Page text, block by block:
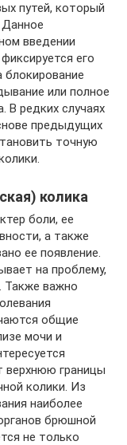
путей, который
Данное
введении
его
блокирование
или полное
В редких случаях
предыдущих
точную
колика
боли, ее
а также
ее появление.
на проблему,
Также важно
общие
мочи и
верхнюю границы
колики. Из
наиболее
брюшной
не только